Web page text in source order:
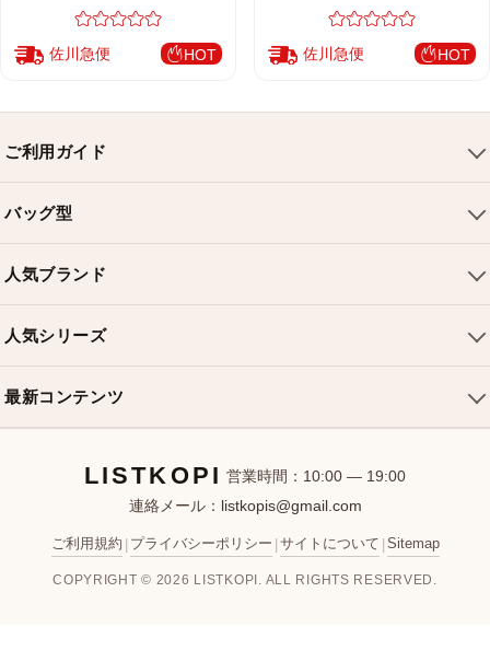
佐川急便 HOT 佐川急便 HOT
ご利用ガイド
配送について
返品・交換
お問い合わせ
バッグ型
ショルダーバッグ
クロスボディバッグ
ミニバッグ
バケットバッグ
人気ブランド
シャネルバッグ
ディオールバッグ
人気シリーズ
最新コンテンツ
新着アイテム
ブランドカテゴリ
お客様レビュー
LISTKOPI 営業時間：10:00 — 19:00
連絡メール： listkopis@gmail.com
ご利用規約 プライバシーポリシー サイトについて Sitemap
COPYRIGHT © 2026 LISTKOPI. ALL RIGHTS RESERVED.